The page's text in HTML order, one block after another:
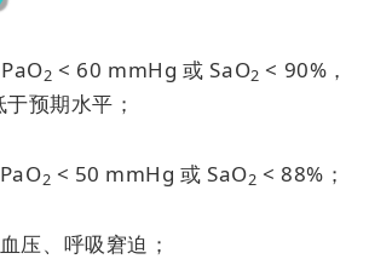
2 < 60 mmHg 或 SaO2 < 90%，
于预期水平；
2 < 50 mmHg 或 SaO2 < 88%；
压、呼吸窘迫；